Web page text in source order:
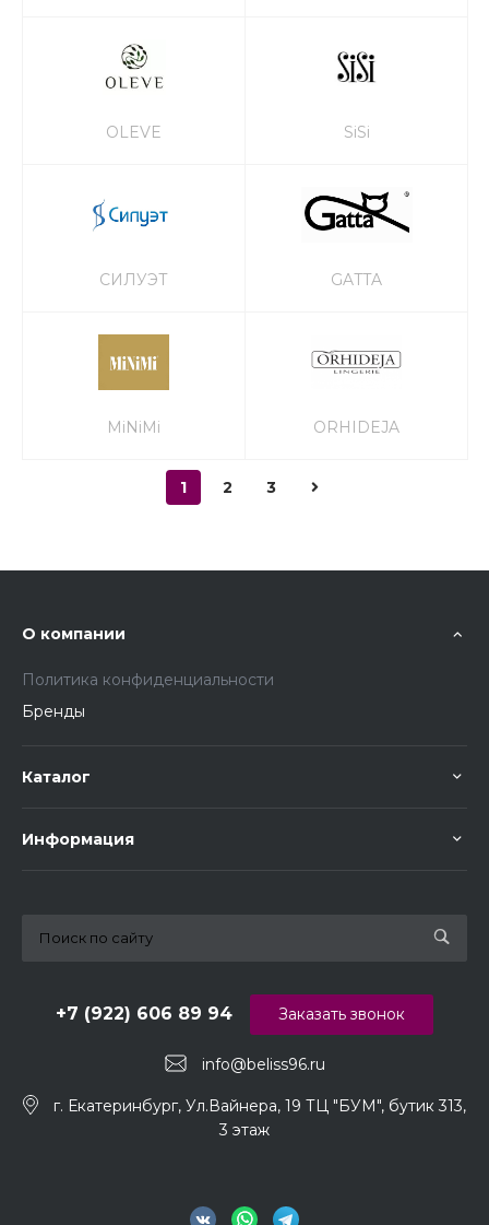
OLEVE SiSi
СИЛУЭТ GATTA
MiNiMi ORHIDEJA
1 2 3
О компании
Политика конфиденциальности
Бренды
Каталог
Информация
+7 (922) 606 89 94
info@beliss96.ru
Заказать звонок
г. Екатеринбург, Ул.Вайнера, 19 ТЦ "БУМ", бутик 313,
3 этаж